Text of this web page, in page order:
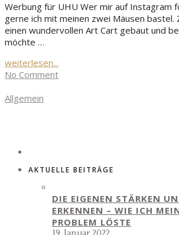
Werbung für UHU Wer mir auf Instagram
gerne ich mit meinen zwei Mäusen bastel.
einen wundervollen Art Cart gebaut und
möchte …
weiterlesen...
No Comment
Allgemein
AKTUELLE BEITRÄGE
DIE EIGENEN STÄRKEN
ERKENNEN – WIE ICH
PROBLEM LÖSTE